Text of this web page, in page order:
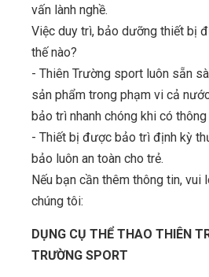
vấn lành nghề.
Việc duy trì, bảo dưỡng thiết bị
thế nào?
- Thiên Trường sport luôn sẵn
sản phẩm trong phạm vi cả
bảo trì nhanh chóng khi có
- Thiết bị được bảo trì định kỳ
bảo luôn an toàn cho trẻ.
Nếu bạn cần thêm thông tin, vui
chúng tôi:
DỤNG CỤ THỂ THAO THIÊN
TRƯỜNG SPORT